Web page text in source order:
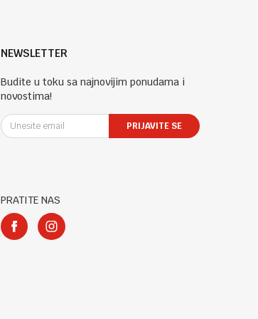
NEWSLETTER
Budite u toku sa najnovijim ponudama i
novostima!
PRIJAVITE SE
PRATITE NAS